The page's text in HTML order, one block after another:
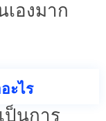
องมาก
ะไร
ป็นการ